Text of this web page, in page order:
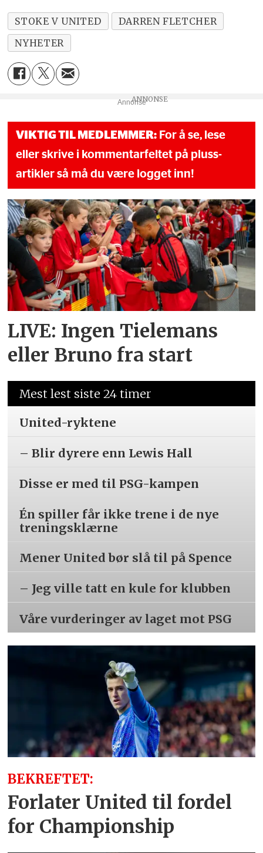
STOKE V UNITED
DARREN FLETCHER
NYHETER
Annonse
VIKTIG TIL MEDLEMMER: For å se, lese
eller skrive i kommentarfeltet på pluss-
artikler så må du være logget inn!
LIVE: Ingen Tielemans
eller Bruno fra start
Mest lest siste 24 timer
United-ryktene
– Blir dyrere enn Lewis Hall
Disse er med til PSG-kampen
Én spiller får ikke trene i de nye
treningsklærne
Mener United bør slå til på Spence
– Jeg ville tatt en kule for klubben
Våre vurderinger av laget mot PSG
BEKREFTET:
Forlater United til fordel
for Championship